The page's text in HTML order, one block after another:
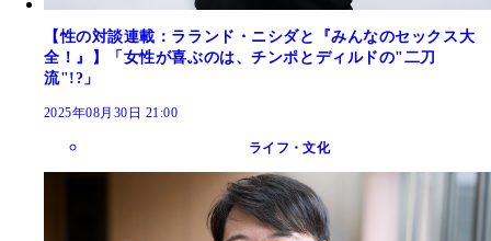
【性の対談連載：ラランド・ニシダと『みんなのセックス大
全！』】「女性が喜ぶのは、チンポとディルドの"二刀
流"!?」
2025年08月30日 21:00
ライフ・文化